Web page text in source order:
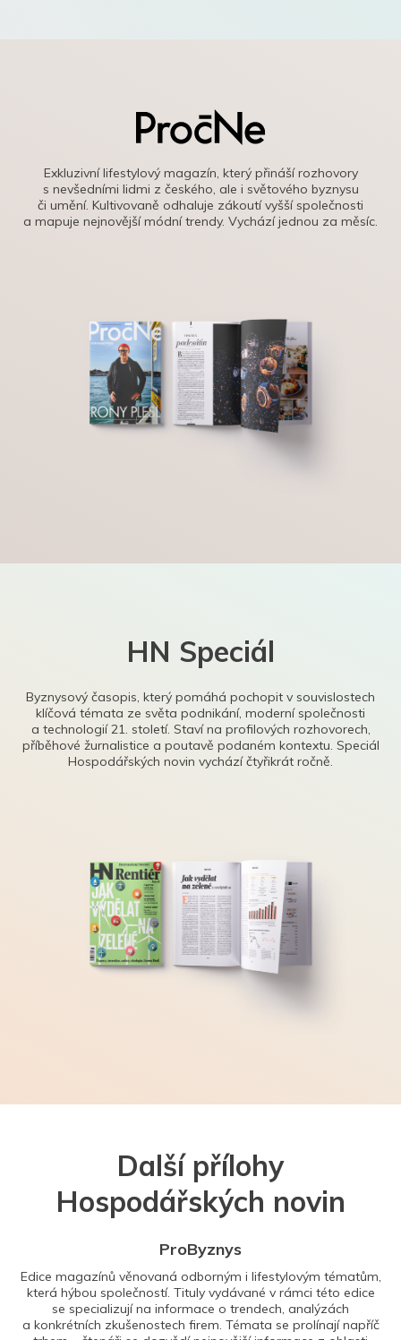
Exkluzivní lifestylový magazín, který přináší rozhovory
s nevšedními lidmi z českého, ale i světového byznysu
či umění. Kultivovaně odhaluje zákoutí vyšší společnosti
a mapuje nejnovější módní trendy. Vychází jednou za měsíc.
HN Speciál
Byznysový časopis, který pomáhá pochopit v souvislostech
klíčová témata ze světa podnikání, moderní společnosti
a technologií 21. století. Staví na profilových rozhovorech,
příběhové žurnalistice a poutavě podaném kontextu. Speciál
Hospodářských novin vychází čtyřikrát ročně.
Další přílohy
Hospodářských novin
ProByznys
Edice magazínů věnovaná odborným i lifestylovým tématům,
která hýbou společností. Tituly vydávané v rámci této edice
se specializují na informace o trendech, analýzách
a konkrétních zkušenostech firem. Témata se prolínají napříč